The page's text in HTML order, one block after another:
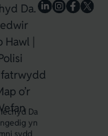
Da.
Hawl |
o’r
Da
yn
sydd